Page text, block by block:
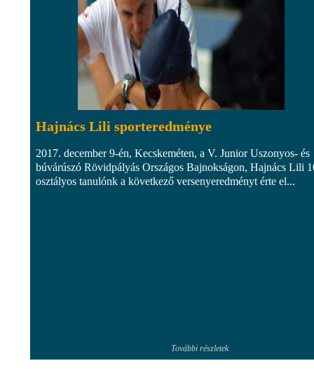
Hajnács Lili sporteredménye
2017. december 9-én, Kecskeméten, a V. Junior Uszonyos- és
búvárúszó Rövidpályás Országos Bajnokságon, Hajnács Lili
osztályos tanulónk a következő versenyeredményt érte el...
További részletek